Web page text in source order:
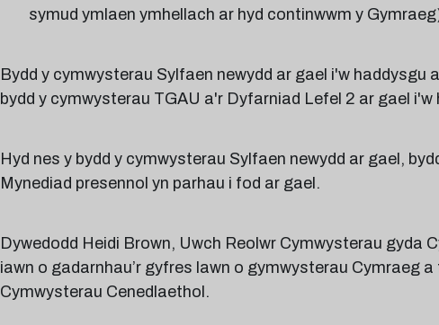
symud ymlaen ymhellach ar hyd continwwm y
Bydd y cymwysterau Sylfaen newydd ar gael i'w haddysgu
bydd y cymwysterau TGAU a'r Dyfarniad Lefel 2 ar gael
Hyd nes y bydd y cymwysterau Sylfaen newydd ar gael,
Mynediad presennol yn parhau i fod ar gael.
Dywedodd Heidi Brown, Uwch Reolwr Cymwysterau gyda
iawn o gadarnhau’r gyfres lawn o gymwysterau Cymraeg a
Cymwysterau Cenedlaethol.